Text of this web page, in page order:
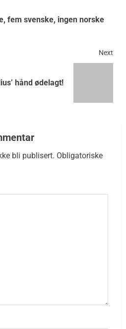
fem svenske, ingen norske
Next
hånd ødelagt!
bli publisert. Obligatoriske